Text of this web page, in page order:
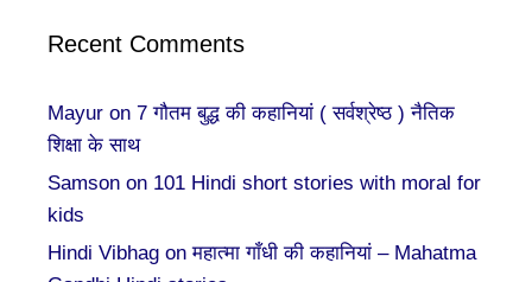
Recent Comments
Mayur on 7 गौतम बुद्ध की कहानियां ( सर्वश्रेष्ठ ) नैतिक
शिक्षा के साथ
Samson on 101 Hindi short stories with moral for
kids
Hindi Vibhag onमहात्मा गाँधी की कहानियां – Mahatma